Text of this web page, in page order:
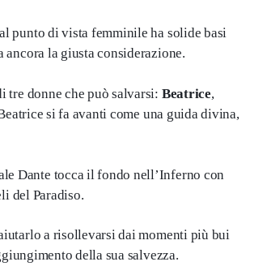
punto di vista femminile ha solide basi
la giusta considerazione.
tre donne che può salvarsi: Beatrice,
si fa avanti come una guida divina,
Dante tocca il fondo nell’Inferno con
del Paradiso.
a risollevarsi dai momenti più bui
della sua salvezza.